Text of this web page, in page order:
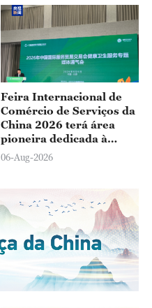
Feira Internacional de
Comércio de Serviços da
China 2026 terá área
pioneira dedicada à
tecnologia médica do
futuro
06-Aug-2026